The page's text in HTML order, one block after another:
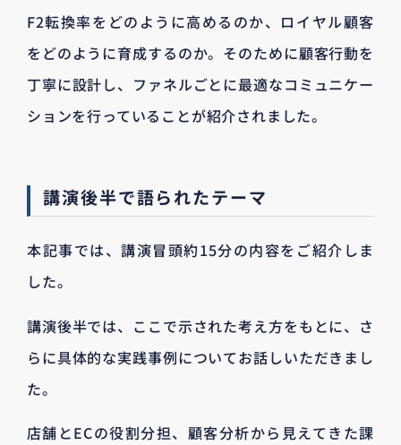
F2転換率をどのように高めるのか、ロイヤル顧客
をどのように育成するのか。そのために顧客行動を
丁寧に設計し、ファネルごとに最適なコミュニケー
ションを行っていることが紹介されました。
講演後半で語られたテーマ
本記事では、講演冒頭約15分の内容をご紹介しま
した。
講演後半では、ここで示された考え方をもとに、さ
らに具体的な実践事例についてお話しいただきまし
た。
店舗とECの役割分担、顧客分析から見えてきた課